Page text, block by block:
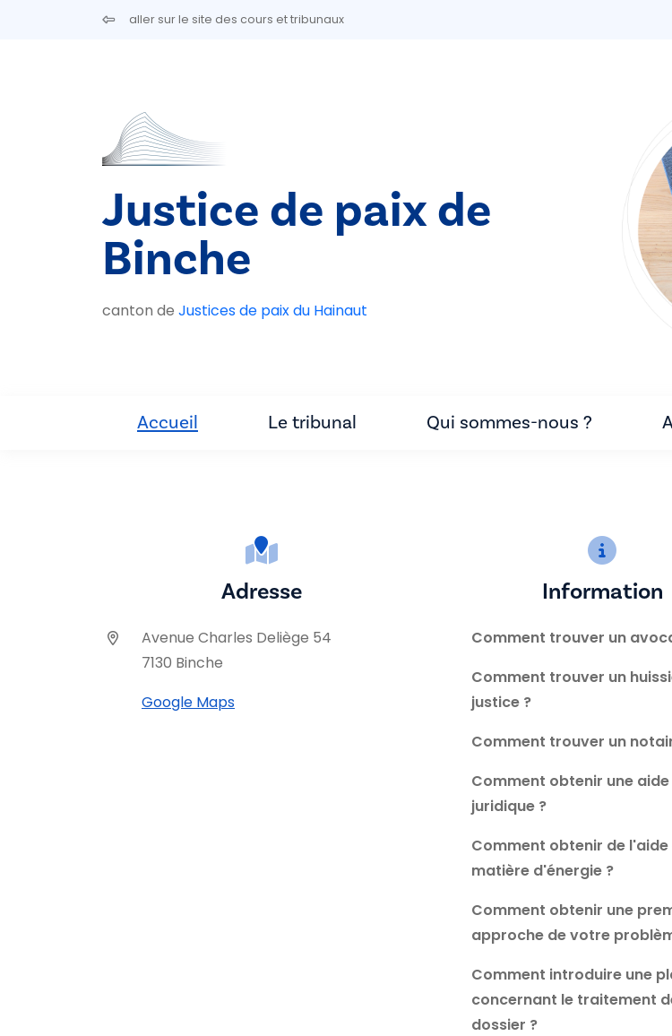
Aller au contenu principalaller sur le site des cours et tribunaux
Justice de paix de
Binche
canton de Justices de paix du Hainaut
Accueil Le tribunal Qui sommes-nous ?
Adresse
Avenue Charles Deliège 54
7130 Binche
Google Maps
Information
Comment trouver un
Comment trouver un
justice ?
Comment trouver un
Comment obtenir une aide
juridique ?
Comment obtenir de l'aide
matière d'énergie ?
Comment obtenir une
approche de votre
Comment introduire une
concernant le traitement
dossier ?